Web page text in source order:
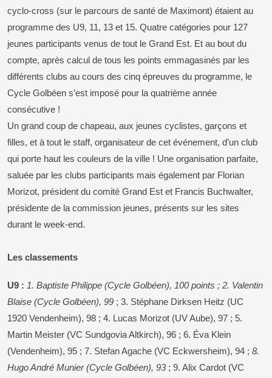
cyclo-cross (sur le parcours de santé de Maximont) étaient au
programme des U9, 11, 13 et 15. Quatre catégories pour 127
jeunes participants venus de tout le Grand Est. Et au bout du
compte, après calcul de tous les points emmagasinés par les
différents clubs au cours des cinq épreuves du programme, le
Cycle Golbéen s’est imposé pour la quatrième année
consécutive !
Un grand coup de chapeau, aux jeunes cyclistes, garçons et
filles, et à tout le staff, organisateur de cet événement, d’un club
qui porte haut les couleurs de la ville ! Une organisation parfaite,
saluée par les clubs participants mais également par Florian
Morizot, président du comité Grand Est et Francis Buchwalter,
présidente de la commission jeunes, présents sur les sites
durant le week-end.
Les classements
U9 : 1. Baptiste Philippe (Cycle Golbéen), 100 points ; 2. Valentin
Blaise (Cycle Golbéen), 99 ; 3. Stéphane Dirksen Heitz (UC
1920 Vendenheim), 98 ; 4. Lucas Morizot (UV Aube), 97 ; 5.
Martin Meister (VC Sundgovia Altkirch), 96 ; 6. Éva Klein
(Vendenheim), 95 ; 7. Stefan Agache (VC Eckwersheim), 94 ; 8.
Hugo André Munier (Cycle Golbéen), 93; 9. Alix Cardot (VC